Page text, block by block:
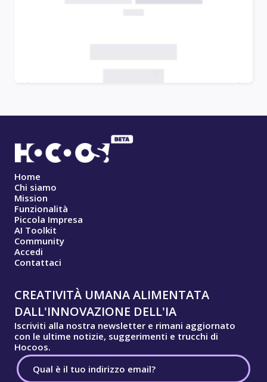
Home
Chi siamo
Mission
Funzionalità
Piccola Impresa
AI Toolkit
Community
Accedi
Contattaci
CREATIVITÀ UMANA ALIMENTATA
DALL'INNOVAZIONE DELL'IA
Iscriviti alla nostra newsletter e rimani aggiornato
con le ultime notizie, suggerimenti e trucchi di
Hocoos.